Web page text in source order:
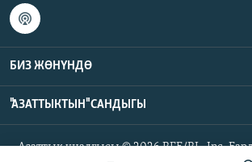
БИЗ ЖӨНҮНДӨ
"АЗАТТЫКТЫН" САНДЫГЫ
Азаттык үналгысы © 2026 RFE/RL, Inc.